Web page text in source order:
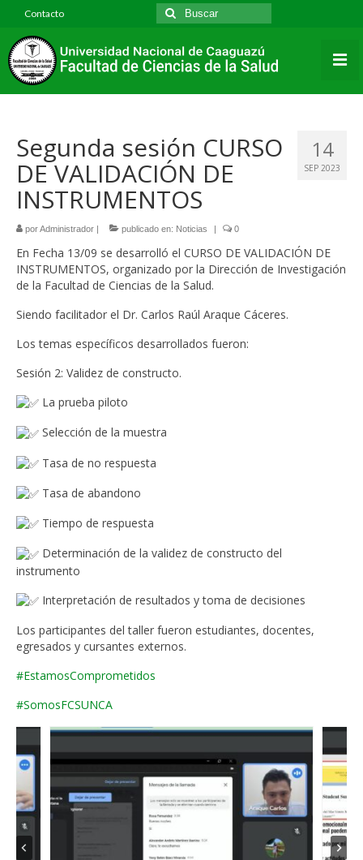
Contacto
Inicio
Institucional
Identidad Institucional
Infraestructura Edilicia
Plantel Directivo y Funcionarios
Convenios
Normativas y Resoluciones
Declaración Jurada de Intereses
Carrera Licenciatura en Enfermería
Bienestar Estudiantil
Horario de clases
Oferta académica
Carrera Licenciatura en Nutrición
Estudiantes
Curso Preparatorio de Ingreso (CPI)
Admisión
LIsta beneficiarios Gratuidad
14
SEP 2023
Segunda sesión CURSO
DE VALIDACIÓN DE
INSTRUMENTOS
porAdministrador | publicado en: Noticias | 0
En Fecha 13/09 se desarrolló el CURSO DE VALIDACIÓN DE
INSTRUMENTOS, organizado por la Dirección de Investigación
de la Facultad de Ciencias de la Salud.
Siendo facilitador el Dr. Carlos Raúl Araque Cáceres.
Los temas específicos desarrollados fueron:
Sesión 2: Validez de constructo.
La prueba piloto
Selección de la muestra
Tasa de no respuesta
Tasa de abandono
Tiempo de respuesta
Determinación de la validez de constructo del
instrumento
Interpretación de resultados y toma de decisiones
Los participantes del taller fueron estudiantes, docentes,
egresados y cursantes externos.
#EstamosComprometidos
#SomosFCSUNCA